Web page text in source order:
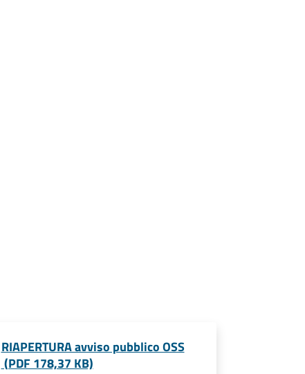
RIAPERTURA avviso pubblico OSS
(PDF 178,37 KB)